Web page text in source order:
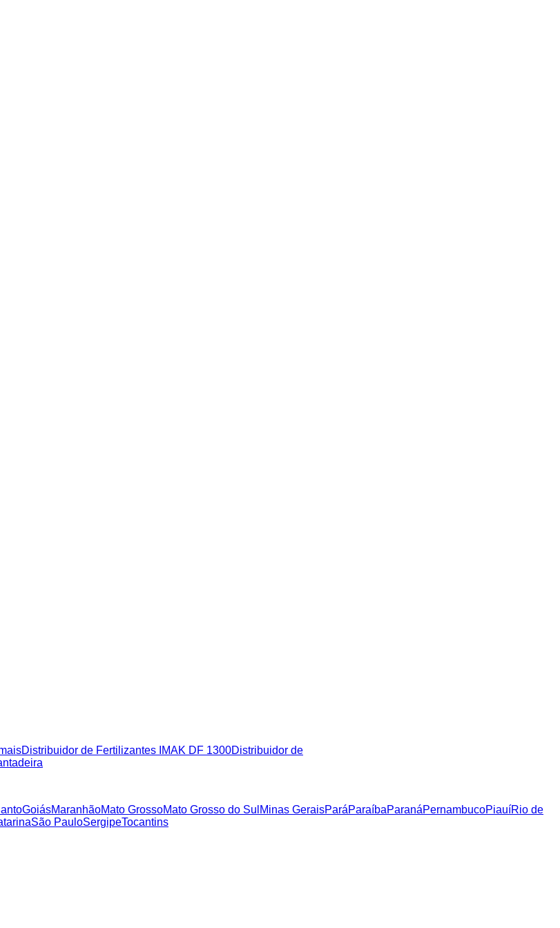
Distribuidor de Fertilizantes IMAK DF 1300Distribuidor de
GoiásMaranhãoMato GrossoMato Grosso do Sul Minas GeraisParáParaíbaParanáPernambucoPiauíRio de
São PauloSergipeTocantins